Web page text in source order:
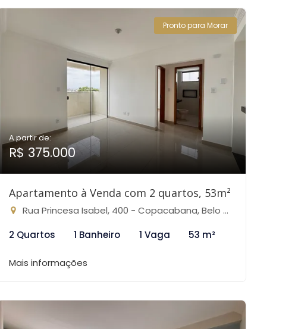
Pronto para Morar
A partir de:
R$ 375.000
Apartamento à Venda com 2 quartos, 53m²
Rua Princesa Isabel, 400 - Copacabana, Belo Horizonte-MG
2 Quartos
1 Banheiro 1 Vaga 53 m²
Mais informações